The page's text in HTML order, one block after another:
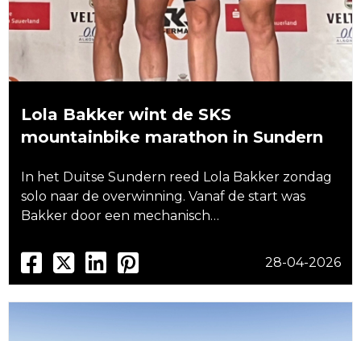
Lola Bakker wint de SKS
mountainbike marathon in Sundern
In het Duitse Sundern reed Lola Bakker zondag
solo naar de overwinning. Vanaf de start was
Bakker door een mechanisch…
28-04-2026